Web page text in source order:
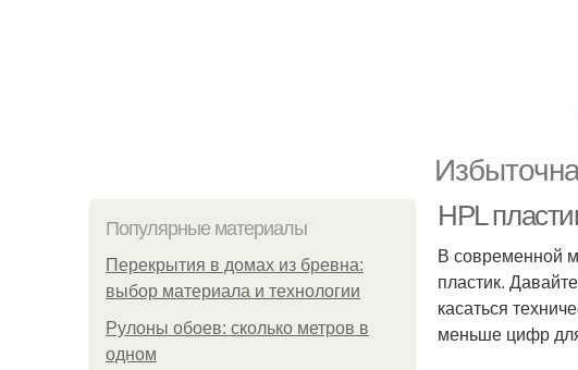
Популярные материалы
Перекрытия в домах из бревна:
выбор материала и технологии
Рулоны обоев: сколько метров в
одном
HPL
В современной
пластик.
касаться
меньше цифр